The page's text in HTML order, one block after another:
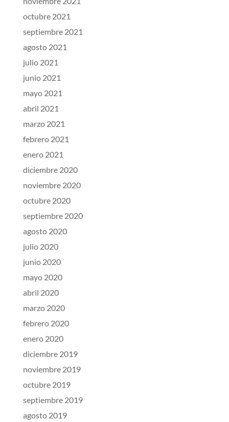
octubre 2021
septiembre 2021
agosto 2021
julio 2021
junio 2021
mayo 2021
abril 2021
marzo 2021
febrero 2021
enero 2021
diciembre 2020
noviembre 2020
octubre 2020
septiembre 2020
agosto 2020
julio 2020
junio 2020
mayo 2020
abril 2020
marzo 2020
febrero 2020
enero 2020
diciembre 2019
noviembre 2019
octubre 2019
septiembre 2019
agosto 2019